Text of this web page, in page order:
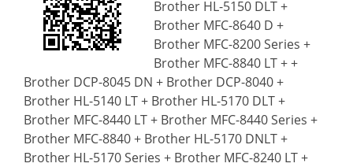
Brother HL-5150 DLT +
Brother MFC-8640 D +
Brother MFC-8200 Series +
Brother MFC-8840 LT + +
Brother DCP-8045 DN + Brother DCP-8040 +
Brother HL-5140 LT + Brother HL-5170 DLT +
Brother MFC-8440 LT + Brother MFC-8440 Series +
Brother MFC-8840 + Brother HL-5170 DNLT +
Brother HL-5170 Series + Brother MFC-8240 LT +